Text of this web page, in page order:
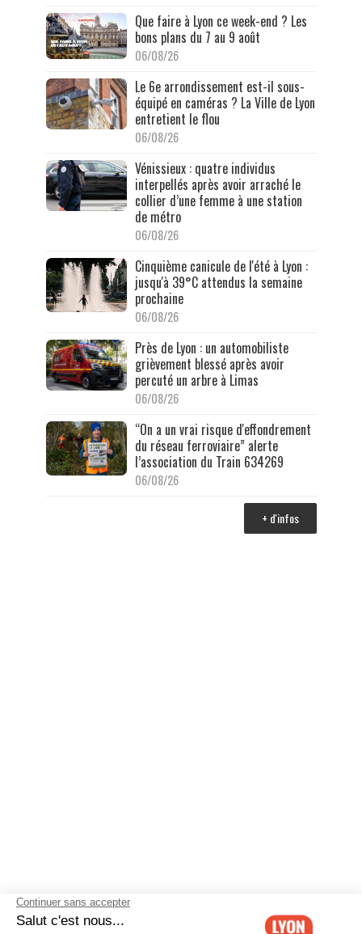
Que faire à Lyon ce week-end ? Les
bons plans du 7 au 9 août
06/08/26
Le 6e arrondissement est-il sous-
équipé en caméras ? La Ville de Lyon
entretient le flou
06/08/26
Vénissieux : quatre individus
interpellés après avoir arraché le
collier d’une femme à une station
de métro
06/08/26
Cinquième canicule de l'été à Lyon :
jusqu'à 39°C attendus la semaine
prochaine
06/08/26
Près de Lyon : un automobiliste
grièvement blessé après avoir
percuté un arbre à Limas
06/08/26
“On a un vrai risque d'effondrement
du réseau ferroviaire” alerte
l’association du Train 634269
06/08/26
+ d'infos